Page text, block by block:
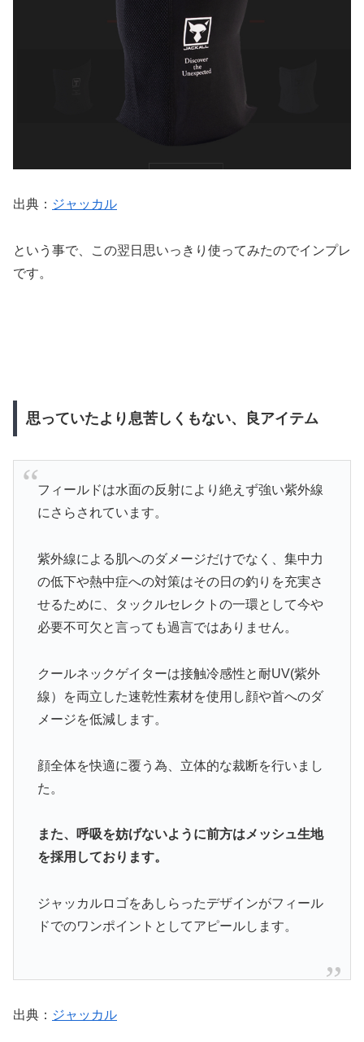
出典： ジャッカル
という事で、この翌日思いっきり使ってみたのでインプレ
です。
思っていたより息苦しくもない、良アイテム
フィールドは水面の反射により絶えず強い紫外線
にさらされています。
紫外線による肌へのダメージだけでなく、集中力
の低下や熱中症への対策はその日の釣りを充実さ
せるために、タックルセレクトの一環として今や
必要不可欠と言っても過言ではありません。
クールネックゲイターは接触冷感性と耐UV(紫外
線）を両立した速乾性素材を使用し顔や首へのダ
メージを低減します。
顔全体を快適に覆う為、立体的な裁断を行いまし
た。
また、呼吸を妨げないように前方はメッシュ生地
を採用しております。
ジャッカルロゴをあしらったデザインがフィール
ドでのワンポイントとしてアピールします。
出典： ジャッカル